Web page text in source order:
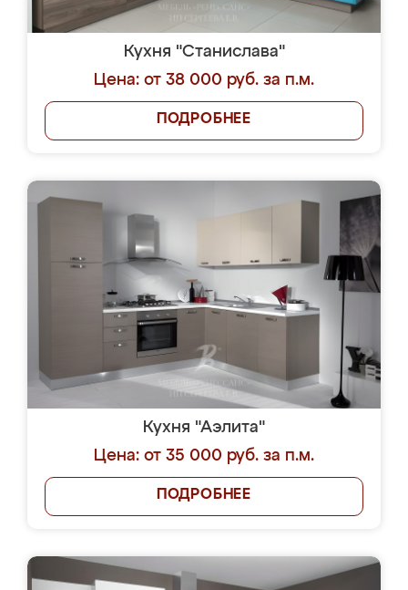
Кухня "Станислава"
Цена: от 38 000 руб. за п.м.
ПОДРОБНЕЕ
Кухня "Аэлита"
Цена: от 35 000 руб. за п.м.
ПОДРОБНЕЕ